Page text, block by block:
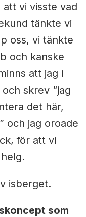
vi visste vad
tänkte vi
oss, vi tänkte
och kanske
att jag i
skrev “jag
det här,
och jag oroade
för att vi
isberget.
som